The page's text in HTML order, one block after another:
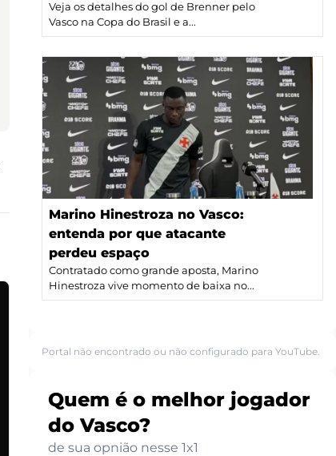
Veja os detalhes do gol de Brenner pelo
Vasco na Copa do Brasil e a...
Marino Hinestroza no Vasco:
entenda por que atacante
perdeu espaço
Contratado como grande aposta, Marino
Hinestroza vive momento de baixa no...
Portal não encontrado ou não configurado para YouTube.
Quem é o melhor jogador
do Vasco?
de sua opnião nesse 1x1